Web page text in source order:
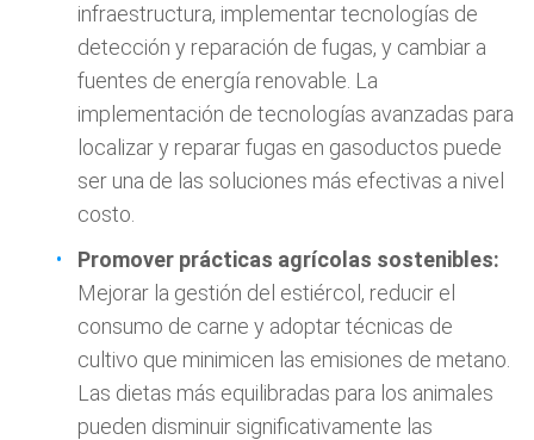
infraestructura, implementar tecnologías de
detección y reparación de fugas, y cambiar a
fuentes de energía renovable. La
implementación de tecnologías avanzadas para
localizar y reparar fugas en gasoductos puede
ser una de las soluciones más efectivas a nivel
costo.
Promover prácticas agrícolas sostenibles:
Mejorar la gestión del estiércol, reducir el
consumo de carne y adoptar técnicas de
cultivo que minimicen las emisiones de metano.
Las dietas más equilibradas para los animales
pueden disminuir significativamente las